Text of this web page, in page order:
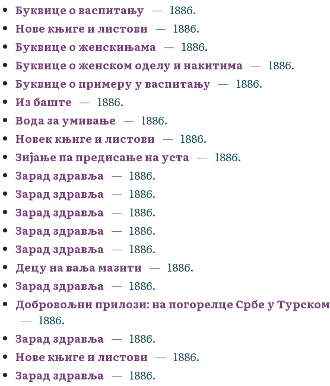
Буквице о васпитању
1886.
Нове књиге и листови
1886.
Буквице о женскињама
1886.
Буквице о женском оделу и накитима
1886.
Буквице о примеру у васпитању
1886.
Из баште
1886.
Вода за умивање
1886.
Новек књиге и листови
1886.
Зијање па предисање на уста
1886.
Зарад здравља
1886.
Зарад здравља
1886.
Зарад здравља
1886.
Зарад здравља
1886.
Зарад здравља
1886.
Децу на ваља мазити
1886.
Зарад здравља
1886.
Добровољни прилози: на погорелце Србе у
1886.
Зарад здравља
1886.
Нове књиге и листови
1886.
Зарад здравља
1886.